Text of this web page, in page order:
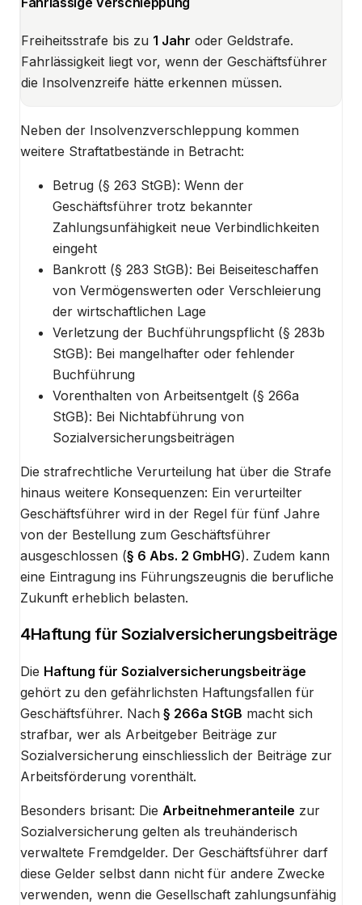
Freiheitsstrafe bis zu 1 Jahr oder Geldstrafe.
Fahrlässigkeit liegt vor, wenn der Geschäftsführer
die Insolvenzreife hätte erkennen müssen.
Neben der Insolvenzverschleppung kommen
weitere Straftatbestände in Betracht:
Betrug (§ 263 StGB): Wenn der
Geschäftsführer trotz bekannter
Zahlungsunfähigkeit neue Verbindlichkeiten
eingeht
Bankrott (§ 283 StGB): Bei Beiseiteschaffen
von Vermögenswerten oder Verschleierung
der wirtschaftlichen Lage
Verletzung der Buchführungspflicht (§ 283b
StGB): Bei mangelhafter oder fehlender
Buchführung
Vorenthalten von Arbeitsentgelt (§ 266a
StGB): Bei Nichtabführung von
Sozialversicherungsbeiträgen
Die strafrechtliche Verurteilung hat über die Strafe
hinaus weitere Konsequenzen: Ein verurteilter
Geschäftsführer wird in der Regel für fünf Jahre
von der Bestellung zum Geschäftsführer
ausgeschlossen (§ 6 Abs. 2 GmbHG). Zudem kann
eine Eintragung ins Führungszeugnis die berufliche
Zukunft erheblich belasten.
4Haftung für Sozialversicherungsbeiträge
Die Haftung für Sozialversicherungsbeiträge
gehört zu den gefährlichsten Haftungsfallen für
Geschäftsführer. Nach § 266a StGB macht sich
strafbar, wer als Arbeitgeber Beiträge zur
Sozialversicherung einschliesslich der Beiträge zur
Arbeitsförderung vorenthält.
Besonders brisant: Die Arbeitnehmeranteile zur
Sozialversicherung gelten als treuhänderisch
verwaltete Fremdgelder. Der Geschäftsführer darf
diese Gelder selbst dann nicht für andere Zwecke
verwenden, wenn die Gesellschaft zahlungsunfähig